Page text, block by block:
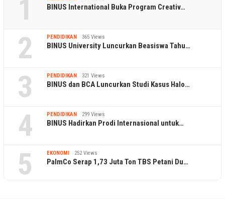
1 BINUS International Buka Program Creativ…
2 PENDIDIKAN 365 Views
BINUS University Luncurkan Beasiswa Tahu…
3 PENDIDIKAN 321 Views
BINUS dan BCA Luncurkan Studi Kasus Halo…
4 PENDIDIKAN 299 Views
BINUS Hadirkan Prodi Internasional untuk…
5 EKONOMI 252 Views
PalmCo Serap 1,73 Juta Ton TBS Petani Du…